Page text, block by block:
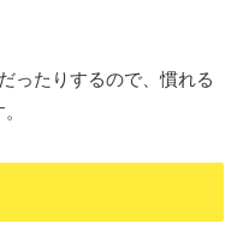
ったりするので、慣れる